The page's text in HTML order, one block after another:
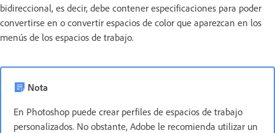
bidireccional, es decir, debe contener especificaciones para poder
convertirse en o convertir espacios de color que aparezcan en los
menús de los espacios de trabajo.
Nota
En Photoshop puede crear perfiles de espacios de trabajo
personalizados. No obstante, Adobe le recomienda utilizar un